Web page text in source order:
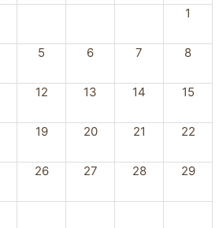
1
5 6 7 8
12 13 14 15
19 20 21 22
26 27 28 29